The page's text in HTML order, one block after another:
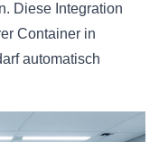
Diese Integration
Container in
automatisch